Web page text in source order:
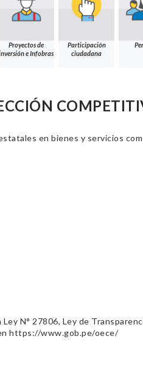
Proyectos de
e Infobras
Participación
ciudadana
en bienes y servicios
N° 27806, Ley de
https://www.gob.pe/oece/